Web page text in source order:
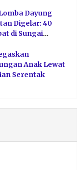
Dayung
Digelar: 40
di Sungai
Anak Lewat
Serentak